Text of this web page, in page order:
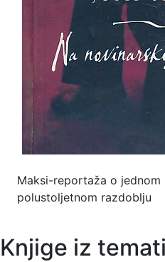
Maksi-reportaža o
polustoljetnom razdoblju
Knjige iz